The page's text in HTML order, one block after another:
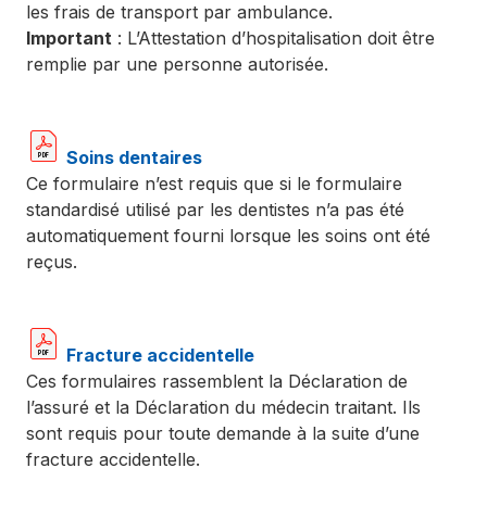
les frais de transport par ambulance.
Important : L’Attestation d’hospitalisation doit être
remplie par une personne autorisée.
Soins dentaires
Ce formulaire n’est requis que si le formulaire
standardisé utilisé par les dentistes n’a pas été
automatiquement fourni lorsque les soins ont été
reçus.
Fracture accidentelle
Ces formulaires rassemblent la Déclaration de
l’assuré et la Déclaration du médecin traitant. Ils
sont requis pour toute demande à la suite d’une
fracture accidentelle.